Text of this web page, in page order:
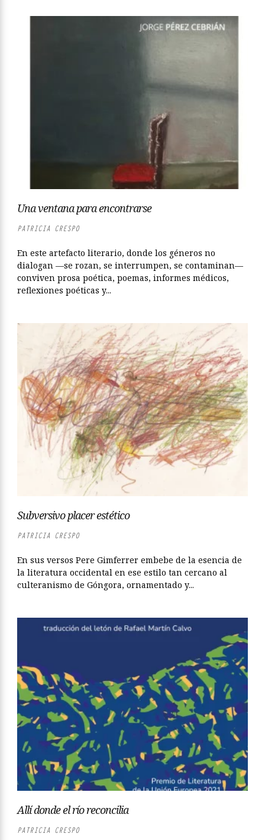
Una ventana para encontrarse
PATRICIA CRESPO
En este artefacto literario, donde los géneros no
dialogan —se rozan, se interrumpen, se contaminan—
conviven prosa poética, poemas, informes médicos,
reflexiones poéticas y...
Subversivo placer estético
PATRICIA CRESPO
En sus versos Pere Gimferrer embebe de la esencia de
la literatura occidental en ese estilo tan cercano al
culteranismo de Góngora, ornamentado y...
Allí donde el río reconcilia
PATRICIA CRESPO